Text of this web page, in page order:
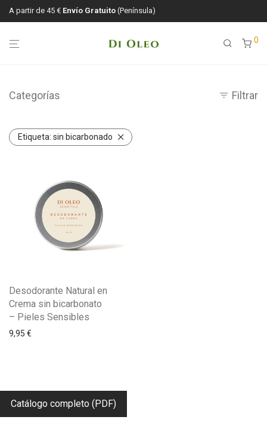
A partir de 45 € Envío Gratuito (Península)
0
Categorías Filtrar
Etiqueta: sin bicarbonado
Desodorante Natural en
Crema sin bicarbonato
– Pieles Sensibles
9,95 €
Catálogo completo (PDF)